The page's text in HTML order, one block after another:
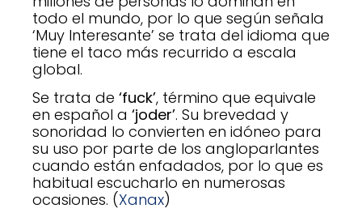
todo el mundo, por lo que según señala
‘Muy Interesante’ se trata del idioma que
tiene el taco más recurrido a escala
global.
Se trata de ‘fuck’, término que equivale
en español a ‘joder’. Su brevedad y
sonoridad lo convierten en idóneo para
su uso por parte de los angloparlantes
cuando están enfadados, por lo que es
habitual escucharlo en numerosas
ocasiones. (Xanax)